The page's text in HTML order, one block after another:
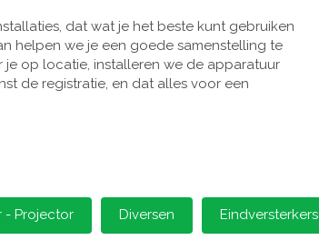
dat wat je het beste kunt gebruiken
helpen we je een goede samenstelling te
op locatie, installeren we de apparatuur
de registratie, en dat alles voor een
- Projector Diversen Eindversterkers